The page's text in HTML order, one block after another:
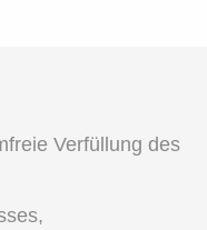
Verfüllung des